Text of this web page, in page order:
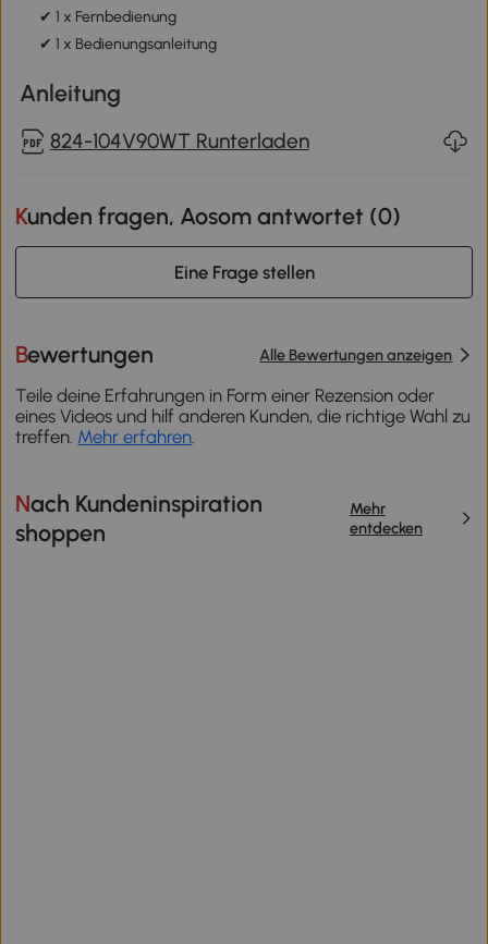
✔ 1 x Fernbedienung
✔ 1 x Bedienungsanleitung
Anleitung
824-104V90WT Runterladen
Kunden fragen, Aosom antwortet (0)
Eine Frage stellen
Bewertungen Alle Bewertungen anzeigen
Teile deine Erfahrungen in Form einer Rezension oder
eines Videos und hilf anderen Kunden, die richtige Wahl zu
treffen. Mehr erfahren
Nach Kundeninspiration
shoppen
Mehr
entdecken